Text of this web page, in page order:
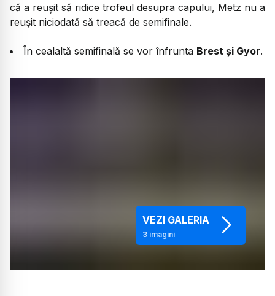
că a reușit să ridice trofeul desupra capului, Metz nu a
reușit niciodată să treacă de semifinale.
În cealaltă semifinală se vor înfrunta Brest și Gyor.
VEZI GALERIA
3imagini